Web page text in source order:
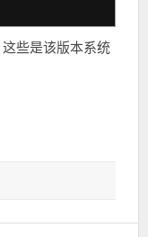
些是该版本系统